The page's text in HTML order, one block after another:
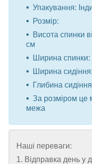
Упакування:
Розмір:
Висота спинки
см
Ширина
Ширина
Глибина
За розміром це
межа
Наші переваги:
1. Відправка день у